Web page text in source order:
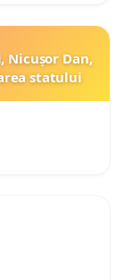
Nicușor Dan,
statului